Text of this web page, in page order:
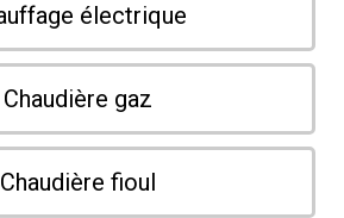
électrique
Chaudière gaz
Chaudière fioul